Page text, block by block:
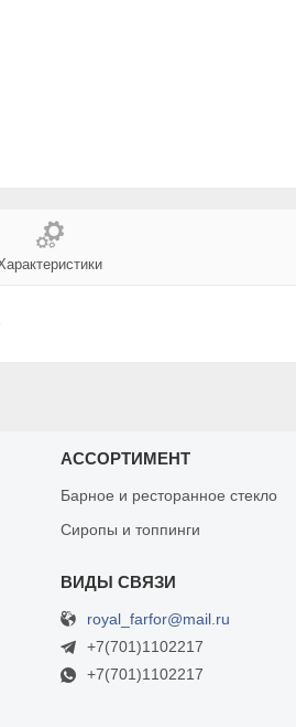
АССОРТИМЕНТ
Барное и ресторанное стекло
Сиропы и топпинги
royal_farfor@mail.ru
+7(701)1102217
+7(701)1102217